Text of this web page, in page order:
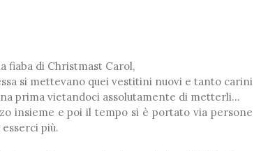
fiaba di Christmast Carol,
si mettevano quei vestitini nuovi e tanto carini
prima vietandoci assolutamente di metterli...
insieme e poi il tempo si è portato via persone
più.
*